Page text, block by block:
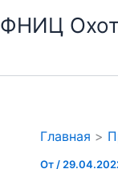
Главная
От /